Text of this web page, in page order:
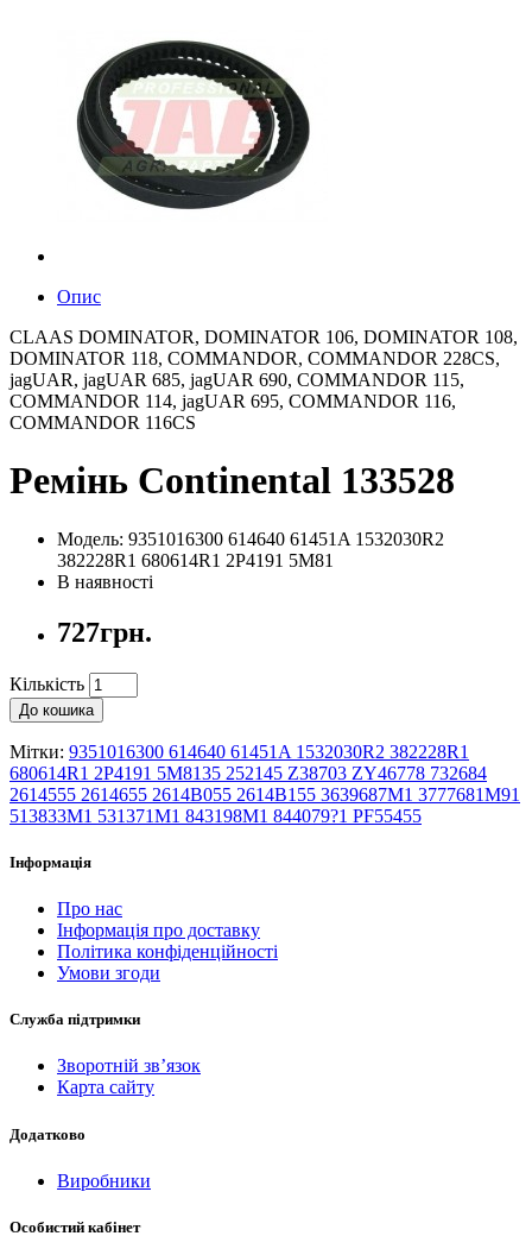
Опис
CLAAS DOMINATOR, DOMINATOR 106, DOMINATOR 108,
DOMINATOR 118, COMMANDOR, COMMANDOR 228CS,
jagUAR, jagUAR 685, jagUAR 690, COMMANDOR 115,
COMMANDOR 114, jagUAR 695, COMMANDOR 116,
COMMANDOR 116CS
Ремінь Continental 133528
Модель: 9351016300 614640 61451A 1532030R2
382228R1 680614R1 2P4191 5M81
В наявності
727грн.
Кількість
До кошика
Мітки: 9351016300 614640 61451A 1532030R2 382228R1
680614R1 2P4191 5M8135 252145 Z38703 ZY46778 732684
2614555 2614655 2614B055 2614B155 3639687M1 3777681M91
513833M1 531371M1 843198M1 844079?1 PF55455
Інформація
Про нас
Інформація про доставку
Політика конфіденційності
Умови згоди
Служба підтримки
Зворотній зв’язок
Карта сайту
Додатково
Виробники
Особистий кабінет